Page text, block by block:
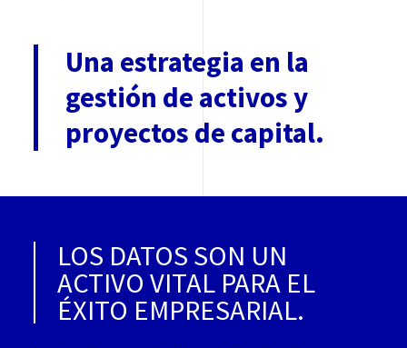
Una estrategia en la
gestión de activos y
proyectos de capital.
LOS DATOS SON UN
ACTIVO VITAL PARA EL
ÉXITO EMPRESARIAL.